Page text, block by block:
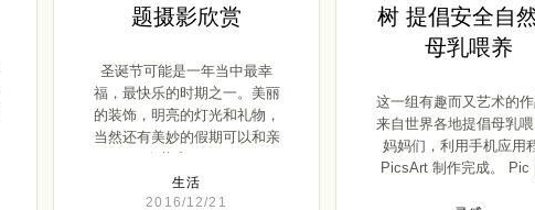
题摄影欣赏
圣诞节可能是一年当中最幸
福，最快乐的时期之一。美丽
的装饰，明亮的灯光和礼物，
当然还有美妙的假期可以和亲
生活
2016/12/21
树 提倡安全自
母乳喂养
这一组有趣而又艺术的作
来自世界各地提倡母乳
妈妈们，利用手机应用
PicsArt 制作完成。